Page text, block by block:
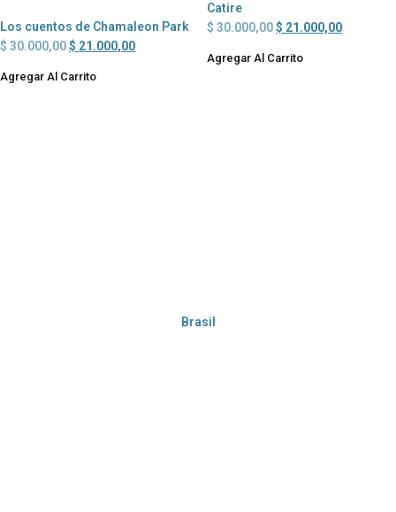
Los cuentos de Chamaleon Park
$ 30.000,00$ 21.000,00
Agregar Al Carrito
Catire
$ 30.000,00$ 21.000,00
Agregar Al Carrito
Brasil